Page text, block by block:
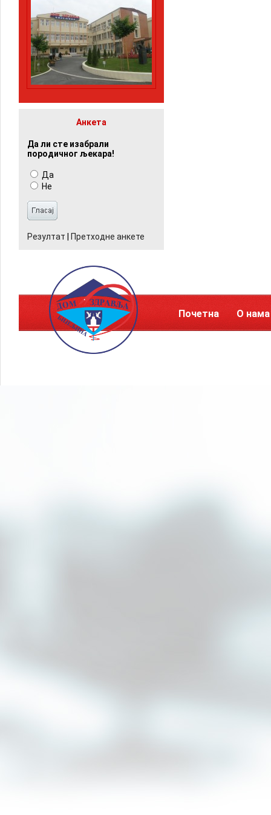
Анкета
Да ли сте изабрали
породичног љекара!
Да
Не
Резултат Претходне анкете
Почетна О нама